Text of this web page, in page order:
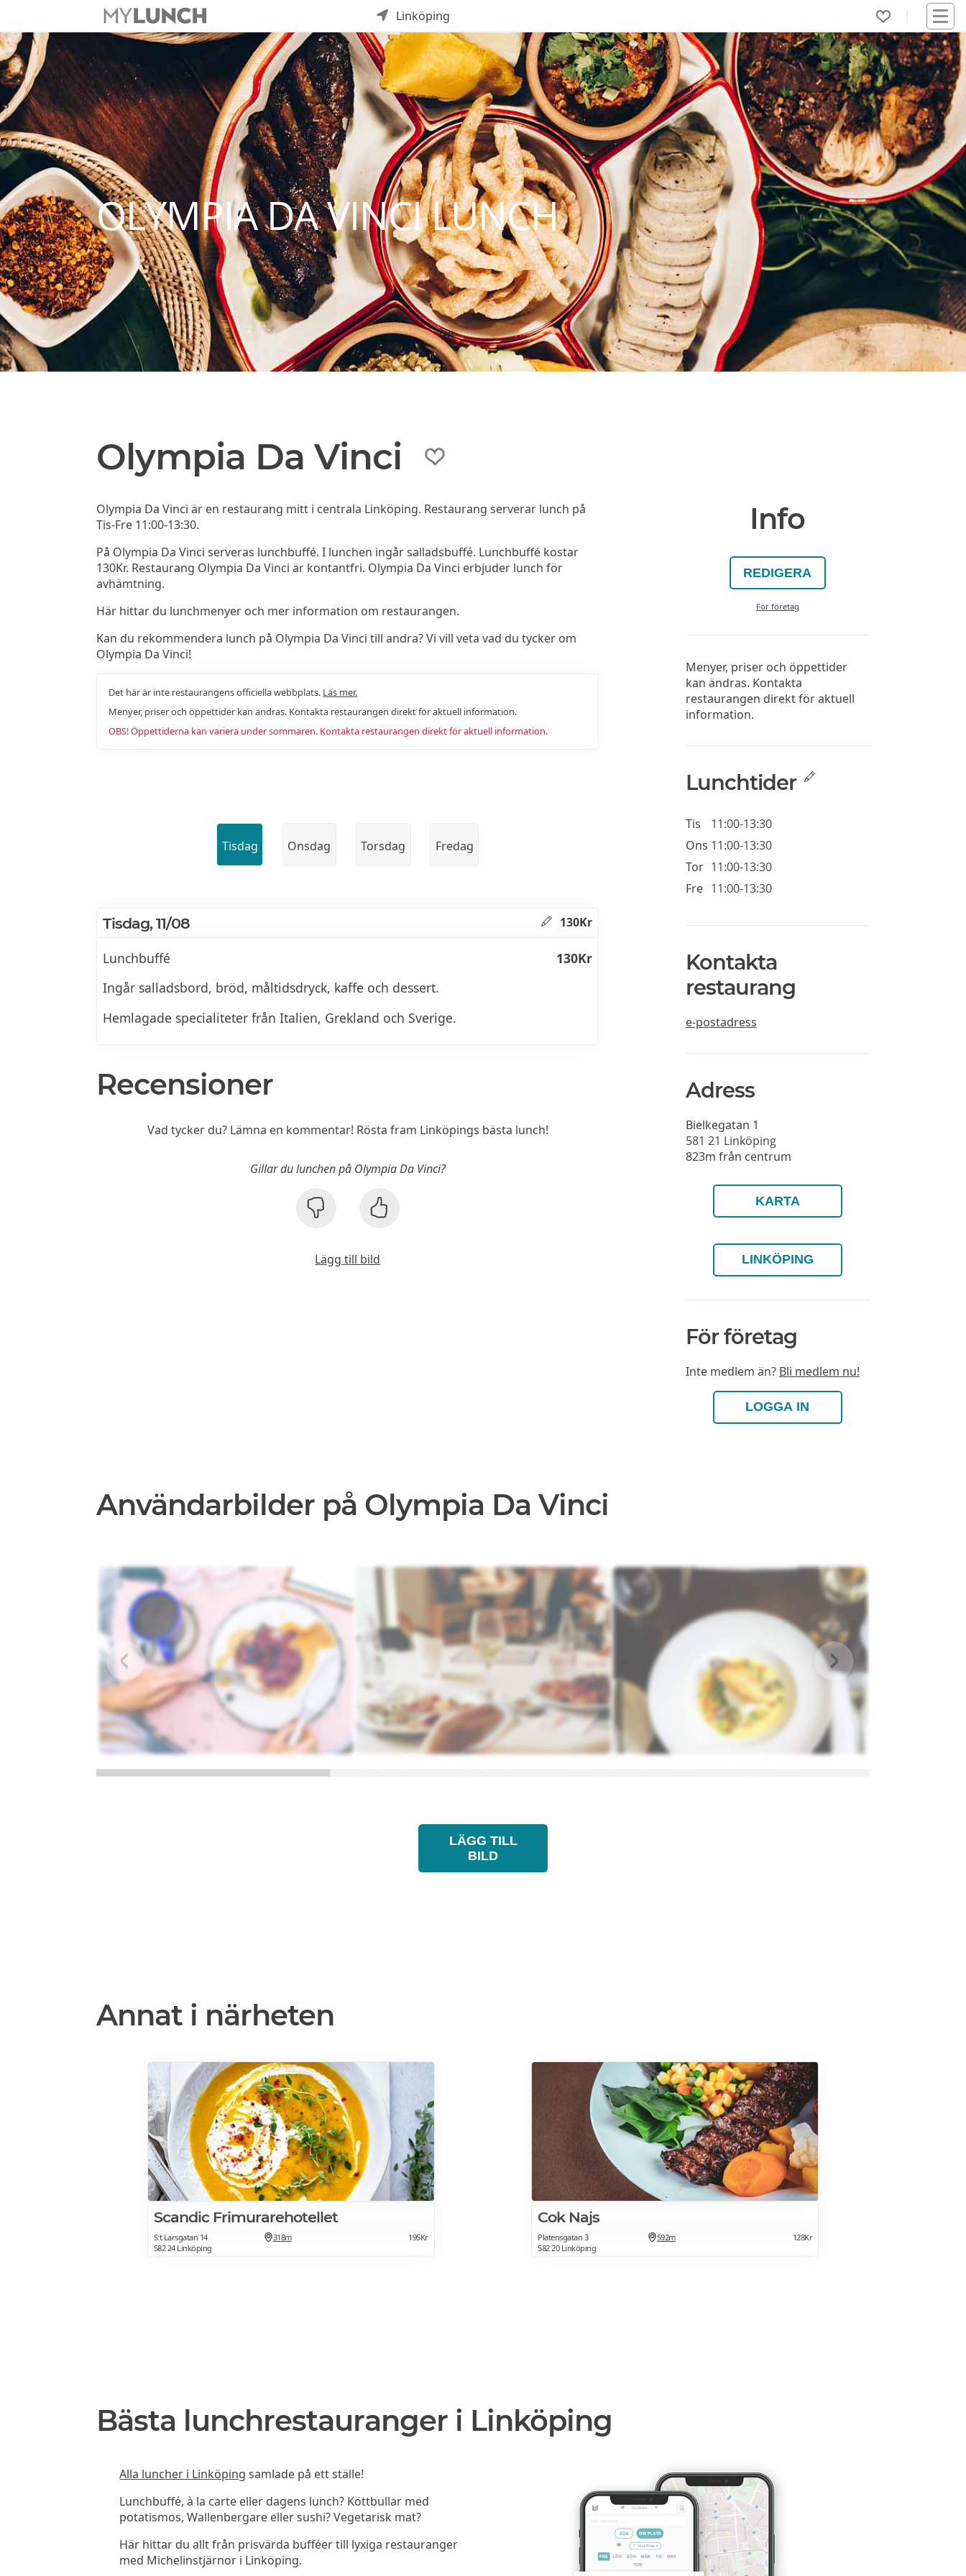
Linköping
OLYMPIA DA VINCI LUNCH
Olympia Da Vinci
Olympia Da Vinci är en restaurang mitt i centrala Linköping. Restaurang serverar lunch på
Tis-Fre 11:00-13:30.
På Olympia Da Vinci serveras lunchbuffé. I lunchen ingår salladsbuffé. Lunchbuffé kostar
130Kr. Restaurang Olympia Da Vinci är kontantfri. Olympia Da Vinci erbjuder lunch för
avhämtning.
Här hittar du lunchmenyer och mer information om restaurangen.
Kan du rekommendera lunch på Olympia Da Vinci till andra? Vi vill veta vad du tycker om
Olympia Da Vinci!
Det här är inte restaurangens officiella webbplats. Läs mer.
Menyer, priser och öppettider kan ändras. Kontakta restaurangen direkt för aktuell information.
OBS! Öppettiderna kan variera under sommaren. Kontakta restaurangen direkt för aktuell information.
Tisdag Onsdag Torsdag Fredag
Tisdag, 11/08 130Kr
Lunchbuffé
130Kr
Ingår salladsbord, bröd, måltidsdryck, kaffe och dessert.
Hemlagade specialiteter från Italien, Grekland och Sverige.
Recensioner
Vad tycker du? Lämna en kommentar! Rösta fram Linköpings bästa lunch!
Gillar du lunchen på Olympia Da Vinci?
Lägg till bild
Info
REDIGERA
För företag
Menyer, priser och öppettider
kan ändras. Kontakta
restaurangen direkt för aktuell
information.
Lunchtider
Tis
11:00-13:30
Ons 11:00-13:30
Tor 11:00-13:30
Fre 11:00-13:30
Kontakta
restaurang
e-postadress
Adress
Bielkegatan 1
581 21 Linköping
823m från centrum
KARTA
LINKÖPING
För företag
Inte medlem än? Bli medlem nu!
LOGGA IN
Användarbilder på Olympia Da Vinci
LÄGG TILL
BILD
Annat i närheten
Scandic Frimurarehotellet
S:t Larsgatan 14
582 24 Linköping
318m 195Kr
Cok Najs
Platensgatan 3
582 20 Linköping
592m 128Kr
Bästa lunchrestauranger i Linköping
Alla luncher i Linköping samlade på ett ställe!
Lunchbuffé, à la carte eller dagens lunch? Köttbullar med
potatismos, Wallenbergare eller sushi? Vegetarisk mat?
Här hittar du allt från prisvärda bufféer till lyxiga restauranger
med Michelinstjärnor i Linköping.